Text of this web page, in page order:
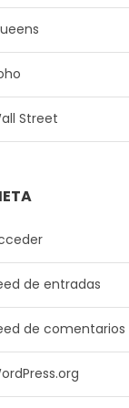
Street
de entradas
de comentarios